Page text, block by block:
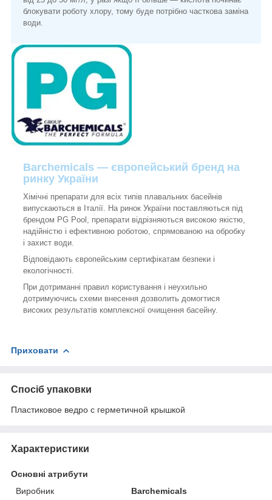
блокувати роботу хлору, тому буде потрібно часткова заміна
води.
Barchemicals — європейський бренд на
ринку України
Хімічні препарати для всіх типів плавальних басейнів
випускаються в Італії. На ринок України поставляються під
брендом PG Pool, препарати відрізняються високою якістю,
надійністю і ефективною роботою, спрямованою на обробку
і захист води.
Відповідають європейським сертифікатам безпеки і
екологічності.
При дотриманні правил користування і неухильно
дотримуючись схеми внесення дозволить домогтися
високих результатів комплексної очищення басейну.
Приховати
Спосіб упаковки
Пластиковое ведро с герметичной крышкой
Характеристики
Основні атрибути
Виробник
Barchemicals